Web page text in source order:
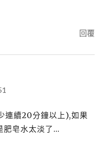
回覆
連續20分鐘以上),如果
肥皂水太淡了…